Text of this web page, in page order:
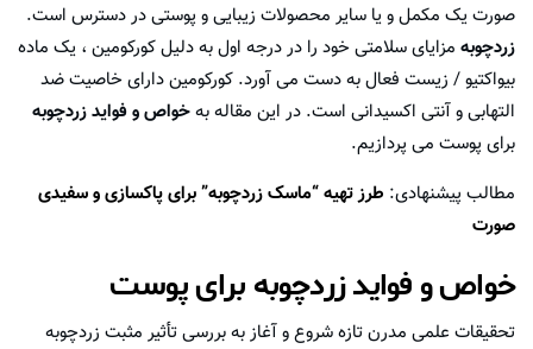
صورت یک مکمل و یا سایر محصولات زیبایی و پوستی در دسترس است.
زردچوبه مزایای سلامتی خود را در درجه اول به دلیل کورکومین ، یک ماده
بیواکتیو / زیست فعال به دست می آورد. کورکومین دارای خاصیت ضد
التهابی و آنتی اکسیدانی است. در این مقاله بهخواص و فواید زردچوبه
برای پوست می پردازیم.
مطالب پیشنهادی: طرز تهیه “ماسک زردچوبه” برای پاکسازی و سفیدی
صورت
خواص و فواید زردچوبه برای پوست
تحقیقات علمی مدرن تازه شروع و آغاز به بررسی تأثیر مثبت زردچوبه